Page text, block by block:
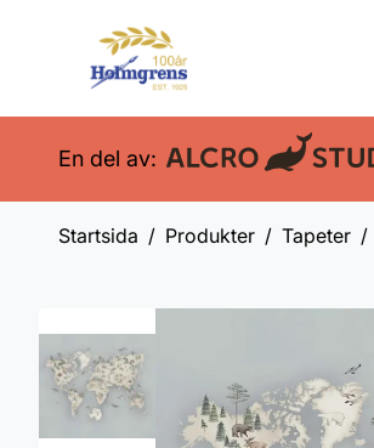
En del av:
Startsida Produkter Tapeter